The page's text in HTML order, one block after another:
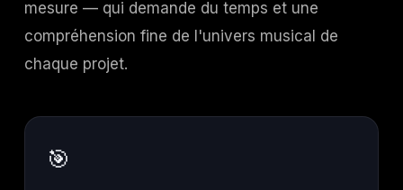
mesure — qui demande du temps et une
compréhension fine de l'univers musical de
chaque projet.
🎯